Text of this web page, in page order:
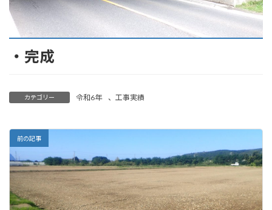
・完成
カテゴリー 令和6年 、 工事実績
前の記事